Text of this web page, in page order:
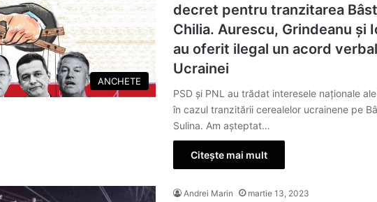
ANCHETE
decret pentru tranzitarea
Chilia. Aurescu, Grindeanu și
au oferit ilegal un acord verbal
Ucrainei
PSD și PNL au trădat interesele naționale
în cazul tranzitării cerealelor ucrainene pe
Sulina. Am așteptat…
Citește mai mult
Andrei Marin martie 13, 2023